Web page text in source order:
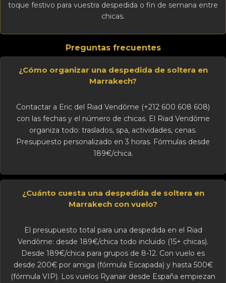
toque festivo para vuestra despedida o fin de semana entre
chicas.
Preguntas frecuentes
¿Cómo organizar una despedida de soltera en
Marrakech?
Contactar a Eric del Riad Vendôme (+212 600 608 608)
con las fechas y el número de chicas. El Riad Vendôme
organiza todo: traslados, spa, actividades, cenas.
Presupuesto personalizado en 3 horas. Fórmulas desde
189€/chica.
¿Cuánto cuesta una despedida de soltera en
Marrakech con vuelo?
El presupuesto total para una despedida en el Riad
Vendôme: desde 189€/chica todo incluido (15+ chicas).
Desde 189€/chica para grupos de 8-12. Con vuelo es
desde 200€ por amiga (fórmula Escapada) y hasta 500€
(fórmula VIP). Los vuelos Ryanair desde España empiezan